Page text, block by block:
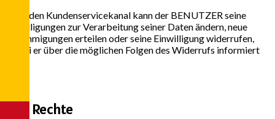
Über den Kundenservicekanal kann der BENUTZER seine
Einwilligungen zur Verarbeitung seiner Daten ändern, neue
Genehmigungen erteilen oder seine Einwilligung widerrufen,
wobei er über die möglichen Folgen des Widerrufs informiert
Ihre Rechte